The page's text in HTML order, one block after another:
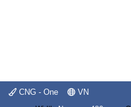
CNG - One VN